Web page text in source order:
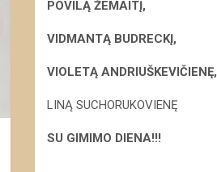
POVILĄ ŽEMAITĮ,
VIDMANTĄ BUDRECKĮ,
VIOLETĄ ANDRIUŠKEVIČIENĘ,
LINĄ SUCHORUKOVIENĘ
SU GIMIMO DIENA!!!